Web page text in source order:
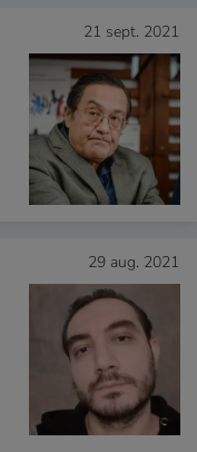
21 sept. 2021
29 aug. 2021